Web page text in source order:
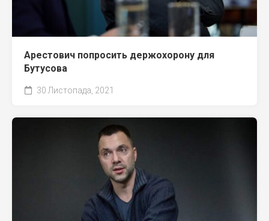
Арестович попросить держохорону для
Бутусова
30 Листопада, 2021